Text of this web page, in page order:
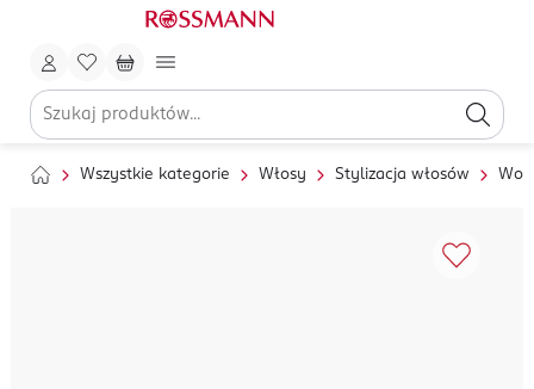
Wszystkie kategorie Włosy Stylizacja włosów